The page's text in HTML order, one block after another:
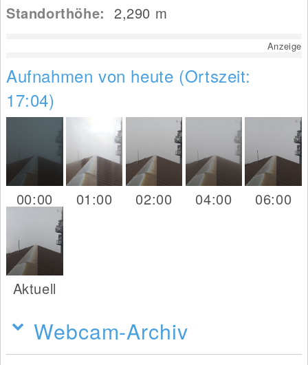
Standorthöhe:2,290 m
Anzeige
Aufnahmen von heute (Ortszeit:
17:04)
00:00 01:00 02:00 04:00 06:00
Aktuell
Webcam-Archiv